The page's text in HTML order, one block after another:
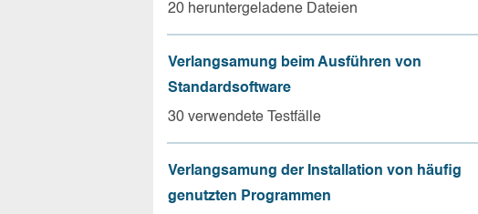
20 heruntergeladene Dateien
Verlangsamung beim Ausführen von
Standardsoftware
30 verwendete Testfälle
Verlangsamung der Installation von häufig
genutzten Programmen